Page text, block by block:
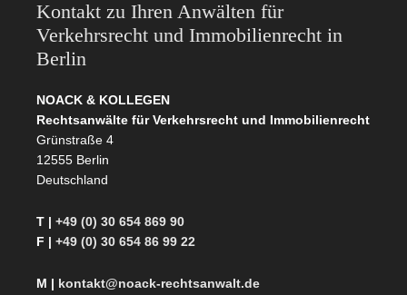
Kontakt zu Ihren Anwälten für
Verkehrsrecht und Immobilienrecht in
Berlin
NOACK & KOLLEGEN
Rechtsanwälte für Verkehrsrecht und Immobilienrecht
Grünstraße 4
12555 Berlin
Deutschland
T | +49 (0) 30 654 869 90
F | +49 (0) 30 654 86 99 22
M |
kontakt@noack-rechtsanwalt.de